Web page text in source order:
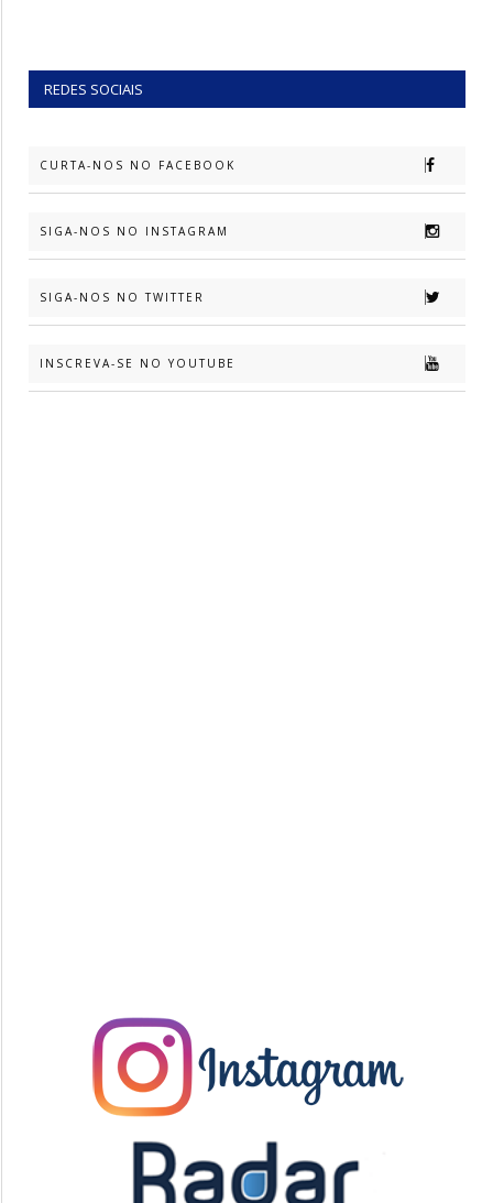
REDES SOCIAIS
CURTA-NOS NO FACEBOOK
SIGA-NOS NO INSTAGRAM
SIGA-NOS NO TWITTER
INSCREVA-SE NO YOUTUBE